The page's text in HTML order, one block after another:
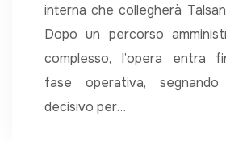
interna che collegherà
Dopo un percorso
complesso, l’opera entra
fase operativa,
decisivo per…